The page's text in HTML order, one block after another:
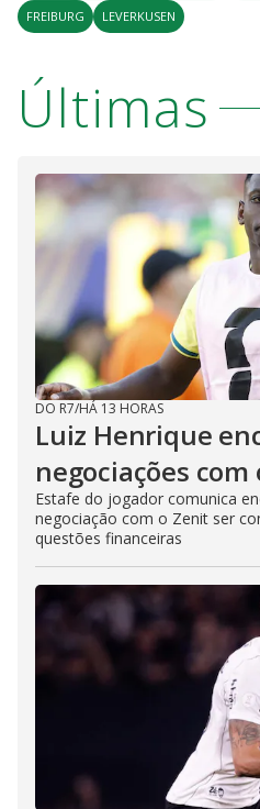
FREIBURG
LEVERKUSEN
Últimas
DO R7/HÁ 13 HORAS
Luiz Henrique
negociações com
Estafe do jogador comunica
negociação com o Zenit ser
questões financeiras